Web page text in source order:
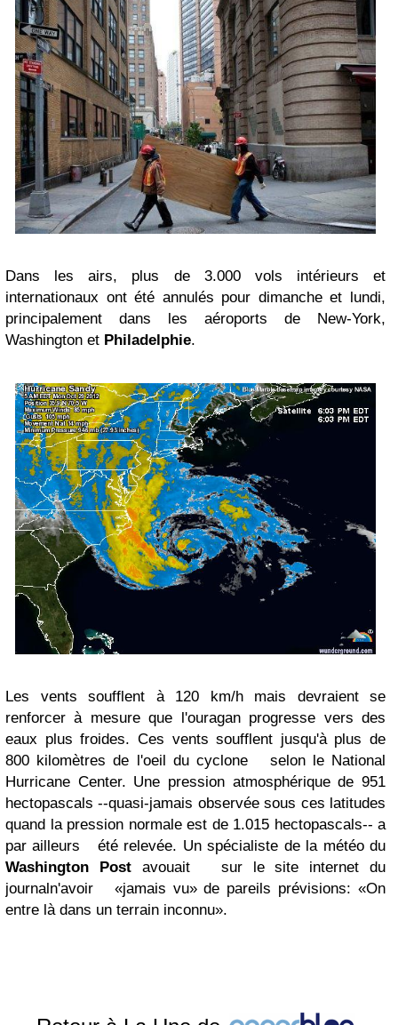
Dans les airs, plus de 3.000 vols intérieurs et
internationaux ont été annulés pour dimanche et lundi,
principalement dans les aéroports de New-York,
Washington et Philadelphie.
Les vents soufflent à 120 km/h mais devraient se
renforcer à mesure que l'ouragan progresse vers des
eaux plus froides. Ces vents soufflent jusqu'à plus de
800 kilomètres de l'oeil du cyclone selon le National
Hurricane Center. Une pression atmosphérique de 951
hectopascals --quasi-jamais observée sous ces latitudes
quand la pression normale est de 1.015 hectopascals-- a
par ailleurs été relevée. Un spécialiste de la météo du
Washington Postavouait sur le site internet du
journaln'avoir «jamais vu» de pareils prévisions: «On
entre là dans un terrain inconnu».